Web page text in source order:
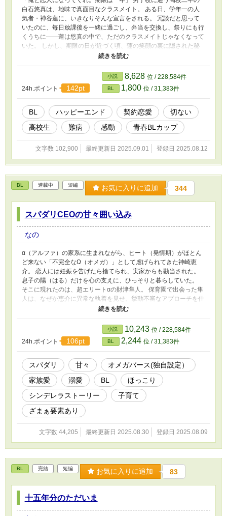
白石悠真は、地味で真面目なクラスメイト。 ある日、学年一の人
気者・神谷蓮に、いきなりそんな宣言をされる。 冗談だと思って
いたのに、毎日放課後を一緒に過ごし、弁当を交換し、祭りにも行
くうちに――蓮は悠真の中で、ただのクラスメイトじゃなくなって
いた。 しかし、期限の日が近づく頃、蓮の笑顔の裏に隠された秘
密が明らかになる。 「俺、後悔しないようにしてんだ」 その言葉
の意味を知ったとき、悠真は――。 笑い合った日々も、すれ違っ
た夜も、全部まとめて好きだ。 一年だけのはずだった契約は、運
命を変える恋になる。 青春BL小説カップにエントリーしてます。
応援よろしくお願いします。 本文は完結済みですが、番外編も投
稿しますので、よければお読みください。
24h.ポイント 142pt
小説 8,628 位 / 228,584件
BL 1,800 位 / 31,383件
BL ハッピーエンド 契約恋愛
切ない
高校生
難病 感動 青春BLカップ​
文字数 102,900 最終更新日 2025.09.01 登録日 2025.08.12
BL 連載中 短編 お気に入りに追加 344
スパダリCEOの甘々囲い込み
なの
α（アルファ）の家系に生まれながら、ヒート（発情期）がほとん
ど来ない「不完全なΩ（オメガ）」として虐げられてきた神崎恵
介。 恋人には妊娠を告げたら捨てられ、実家からも勘当された。
息子の陽（はる）だけを心の支えに、ひっそりと暮らしていた。
そこに現れたのは、超エリートαの財津隼人。 保育園で出会った隼
人は、なぜか恵介に異常な執着を見せ、挙動不審なアプローチを仕
掛けてくる。 常識外れの溺愛、破格の贈り物、圧倒的な力。 びっ
くりするほどの大きな愛で、恵介と陽をまるごと包み込んでしま
う。 「三人で、本当の家族になりたいんだ」 実は、隼人にとって
恵介は10年以上も探し続けた運命の人だった！ 不器用で一途すぎ
るプロポーズから始まる、底なしの溺愛生活。 凍りついた心は、
底なしの愛でゆっくりと溶けていく。 そして訪れる――世界一幸
せな結末。 孤独なΩがシンデレラになる、最甘オメガバース開幕！
＊いつもとは違うオメガバース設定なので、エロなしです。 毎日1
話ずつ20時更新予定です。
24h.ポイント 106pt
小説 10,243 位 / 228,584件
BL 2,244 位 / 31,383件
スパダリ 甘々
オメガバース(独自設定）
家族愛
溺愛 BL
ほっこり
シンデレラストーリー
子育て
ざまぁ要素あり
文字数 44,205 最終更新日 2025.08.30 登録日 2025.08.09
BL 完結 短編 お気に入りに追加 83
十五年分のただいま